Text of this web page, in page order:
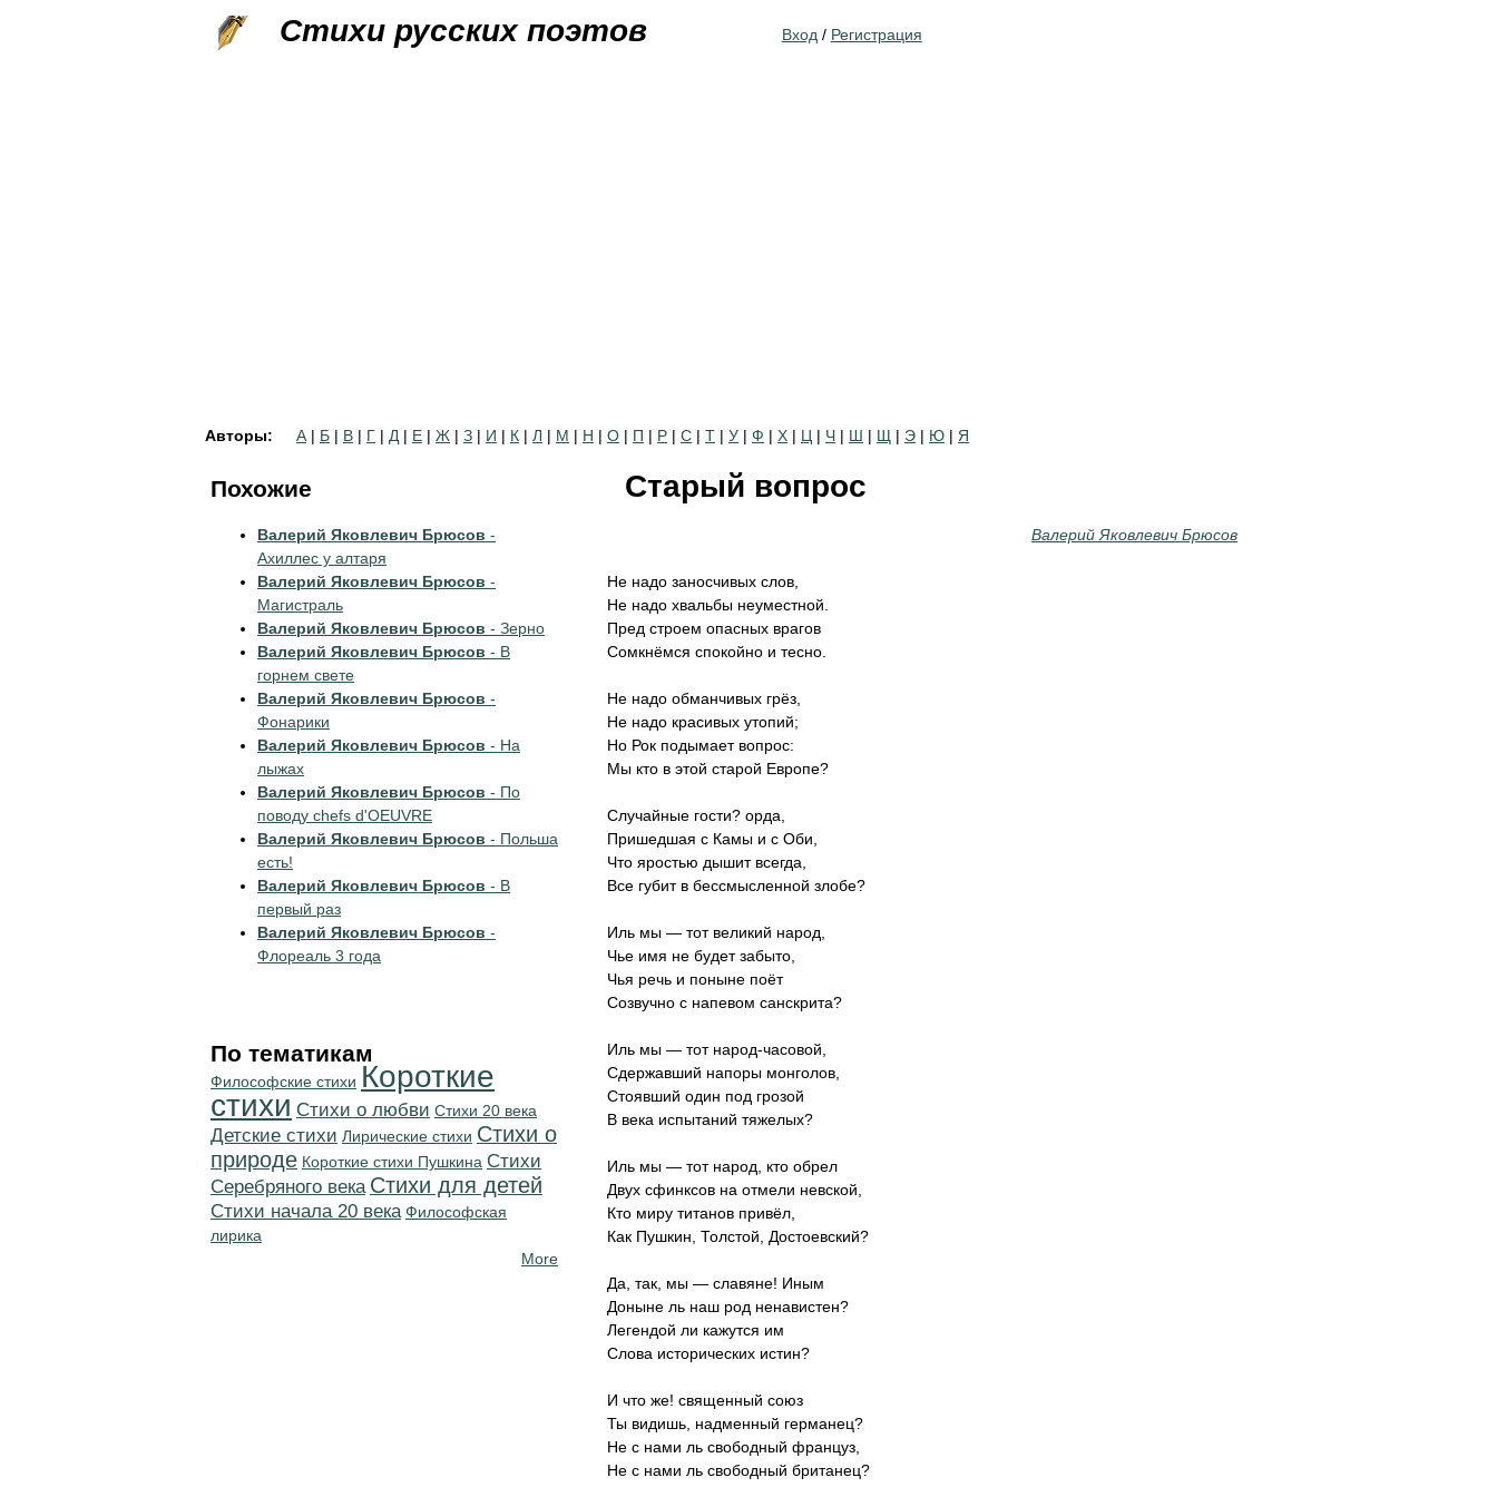
Стихи русских поэтов Вход / Регистрация
Авторы: А | Б | В | Г | Д | Е | Ж | З | И | К | Л | М | Н | О | П | Р | С | Т | У | Ф | Х | Ц | Ч | Ш | Щ | Э | Ю | Я
Старый вопрос
Валерий Яковлевич Брюсов
Не надо заносчивых слов,
Не надо хвальбы неуместной.
Пред строем опасных врагов
Сомкнёмся спокойно и тесно.
Не надо обманчивых грёз,
Не надо красивых утопий;
Но Рок подымает вопрос:
Мы кто в этой старой Европе?
Случайные гости? орда,
Пришедшая с Камы и с Оби,
Что яростью дышит всегда,
Все губит в бессмысленной злобе?
Иль мы — тот великий народ,
Чье имя не будет забыто,
Чья речь и поныне поёт
Созвучно с напевом санскрита?
Иль мы — тот народ-часовой,
Сдержавший напоры монголов,
Стоявший один под грозой
В века испытаний тяжелых?
Иль мы — тот народ, кто обрел
Двух сфинксов на отмели невской,
Кто миру титанов привёл,
Как Пушкин, Толстой, Достоевский?
Да, так, мы — славяне! Иным
Доныне ль наш род ненавистен?
Легендой ли кажутся им
Слова исторических истин?
И что же! священный союз
Ты видишь, надменный германец?
Не с нами ль свободный француз,
Не с нами ль свободный британец?
Похожие
Валерий Яковлевич Брюсов -
Ахиллес у алтаря
Валерий Яковлевич Брюсов -
Магистраль
Валерий Яковлевич Брюсов - Зерно
Валерий Яковлевич Брюсов - В
горнем свете
Валерий Яковлевич Брюсов -
Фонарики
Валерий Яковлевич Брюсов - На
лыжах
Валерий Яковлевич Брюсов - По
поводу chefs d'OEUVRE
Валерий Яковлевич Брюсов - Польша
есть!
Валерий Яковлевич Брюсов - В
первый раз
Валерий Яковлевич Брюсов -
Флореаль 3 года
По тематикам
Философские стихи Короткие
стихи Стихи о любви Стихи 20 века
Детские стихи Лирические стихи Стихи о
природе Короткие стихи Пушкина Cтихи
Серебряного века Стихи для детей
Cтихи начала 20 века Философская
лирика
More